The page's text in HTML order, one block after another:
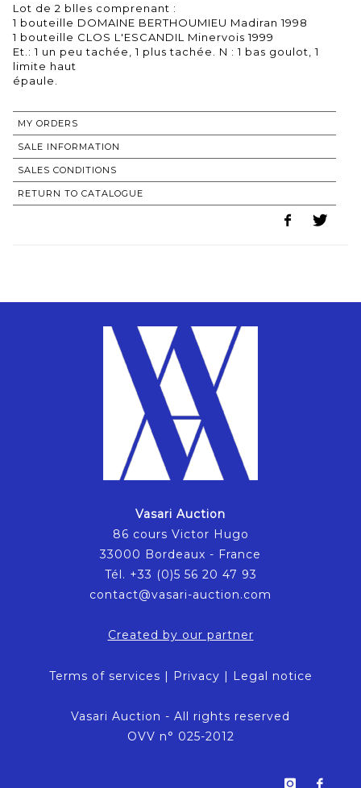
Lot de 2 blles comprenant :
1 bouteille DOMAINE BERTHOUMIEU Madiran 1998
1 bouteille CLOS L'ESCANDIL Minervois 1999
Et.: 1 un peu tachée, 1 plus tachée. N : 1 bas goulot, 1
limite haut
MY ORDERS
SALE INFORMATION
SALES CONDITIONS
RETURN TO CATALOGUE
Vasari Auction
86 cours Victor Hugo
33000 Bordeaux - France
Tél. +33 (0)5 56 20 47 93
contact@vasari-auction.com
Created by our partner
Terms of services | Privacy | Legal notice
Vasari Auction - All rights reserved
OVV n° 025-2012